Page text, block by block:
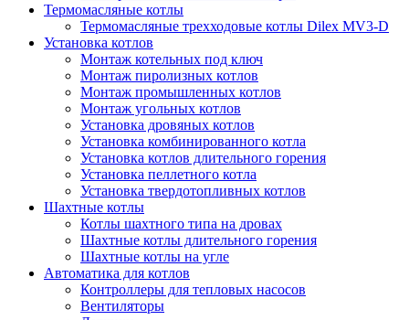
Термомасляные котлы
Термомасляные трехходовые котлы Dilex MV3-D
Установка котлов
Монтаж котельных под ключ
Монтаж пиролизных котлов
Монтаж промышленных котлов
Монтаж угольных котлов
Установка дровяных котлов
Установка комбинированного котла
Установка котлов длительного горения
Установка пеллетного котла
Установка твердотопливных котлов
Шахтные котлы
Котлы шахтного типа на дровах
Шахтные котлы длительного горения
Шахтные котлы на угле
Автоматика для котлов
Контроллеры для тепловых насосов
Вентиляторы